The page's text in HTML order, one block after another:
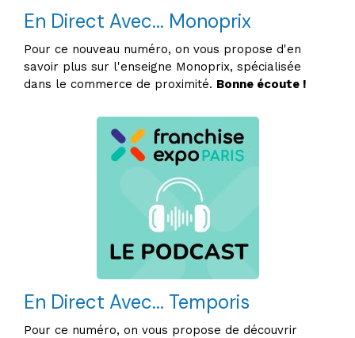
En Direct Avec... Monoprix
Pour ce nouveau numéro, on vous propose d'en
savoir plus sur l'enseigne Monoprix, spécialisée
dans le commerce de proximité. Bonne écoute !
En Direct Avec... Temporis
Pour ce numéro, on vous propose de découvrir